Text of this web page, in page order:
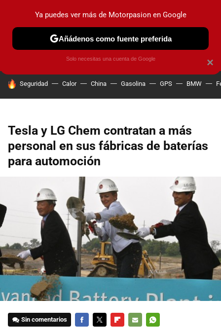
PRUEBAS COCHES ELÉCTRICOS OBSERVATORIO
HOY SE HABLA DE
Seguridad Calor China Gasolina GPS BMW
Tesla y LG Chem contratan a más
personal en sus fábricas de baterías
para automoción
Sin comentarios
×
Ya puedes ver más de Motorpasion en Google
Añádenos como fuente preferida
Solo necesitas una cuenta de Google